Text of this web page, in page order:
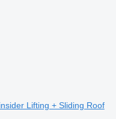
Lifting + Sliding Roof